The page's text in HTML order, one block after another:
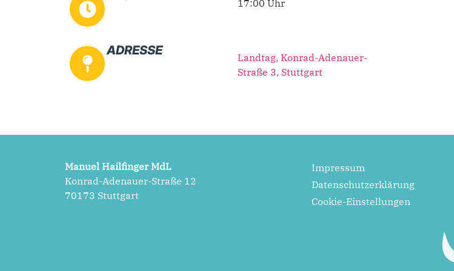
17:00 Uhr
ADRESSE
Landtag, Konrad-Adenauer-
Straße 3, Stuttgart
Manuel Hailfinger MdL
Konrad-Adenauer-Straße 12
70173 Stuttgart
Impressum
Datenschutzerklärung
Cookie-Einstellungen